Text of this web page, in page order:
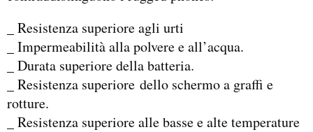
_ Resistenza superiore agli urti
_ Impermeabilità alla polvere e all’acqua.
_ Durata superiore della batteria.
_ Resistenza superiore dello schermo a graffi e
rotture.
_ Resistenza superiore alle basse e alte temperature